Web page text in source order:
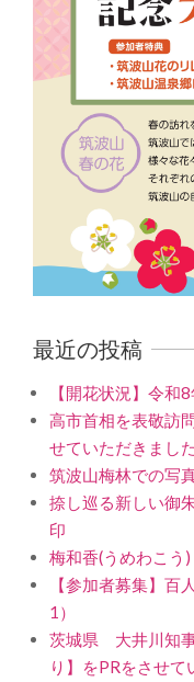
最近の投稿
【開花状況】令和
高市首相を表敬訪
せていただきまし
筑波山梅林での写
捺し巡る新しい御
印
梅和香(うめわこう)
【参加者募集】百
1）
茨城県 大井川知
り】をPRをさせて